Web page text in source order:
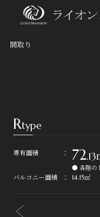
間取り
物件の最新情報や、より詳
devices
モデルルーム見学、各種イ
Rtype
専有面積 72
● 各階の
バルコニー面積 14.15㎡